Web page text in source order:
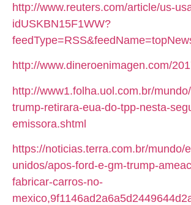
http://www.reuters.com/article/us-
idUSKBN15F1WW?
http://www.dineroenimagen.com/
http://www1.folha.uol.com.br/
trump-retirara-eua-do-tpp-nesta-
emissora.shtml
https://noticias.terra.com.br/mundo/
unidos/apos-ford-e-gm-trump-
fabricar-carros-no-